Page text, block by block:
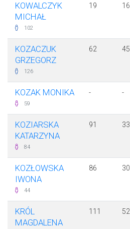
KOWALCZYK
MICHAŁ
102
19 16
KOZACZUK
GRZEGORZ
126
62 45
KOZAK MONIKA
59
- -
KOZIARSKA
KATARZYNA
84
91 33
KOZŁOWSKA
IWONA
44
86 30
KRÓL
MAGDALENA
111 52